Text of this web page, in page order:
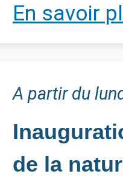
En savoir
A partir du
de la